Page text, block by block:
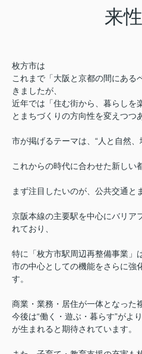
来性
枚方市は
これまで「大阪と京都の間にある
きましたが、
近年では「住む街から、暮らしを
とまちづくりの方向性を変えつつ
市が掲げるテーマは、“人と自然
これからの時代に合わせた新しい
まず注目したいのが、公共交通と
京阪本線の主要駅を中心にバリア
れており、
特に「枚方市駅周辺再整備事業」
市の中心としての機能をさらに強
す。
商業・業務・居住が一体となった
今後は“働く・遊ぶ・暮らす”がよ
が生まれると期待されています。